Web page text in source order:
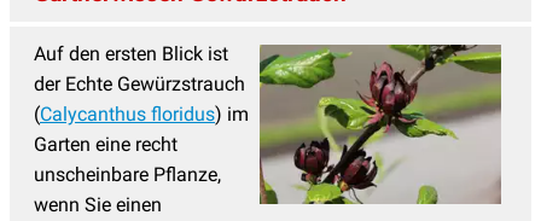
Philadelphus, Pfeifensträucher(9)
Pimpernuss(1)
Prunkspiere(3)
Robinie(4)
Auf den ersten Blick ist
der Echte Gewürzstrauch
(Calycanthus floridus) im
Garten eine recht
unscheinbare Pflanze,
wenn Sie einen